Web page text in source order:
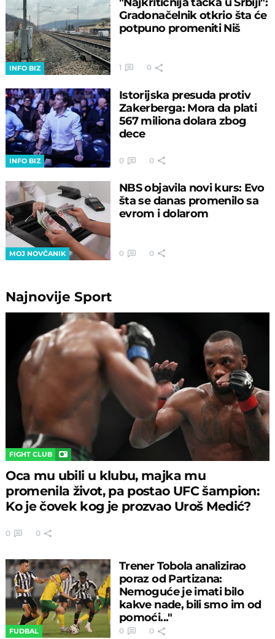
INFO BIZ
Gradonačelnik otkrio šta će
potpuno promeniti Niš
1 0
INFO BIZ
Istorijska presuda protiv
Zakerberga: Mora da plati
567 miliona dolara zbog
dece
0 0
MOJ NOVČANIK
NBS objavila novi kurs: Evo
šta se danas promenilo sa
evrom i dolarom
0 0
NajnovijeSport
FIGHT CLUB
Oca mu ubili u klubu, majka mu
promenila život, pa postao UFC šampion:
Ko je čovek kog je prozvao Uroš Medić?
0 0
FUDBAL
Trener Tobola analizirao
poraz od Partizana:
Nemoguće je imati bilo
kakve nade, bili smo im od
pomoći..."
0 0